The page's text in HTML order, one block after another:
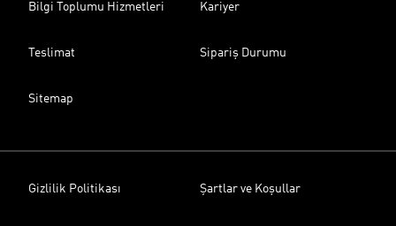
Bilgi Toplumu Hizmetleri Kariyer
Teslimat Sipariş Durumu
Sitemap
Gizlilik Politikası Şartlar ve Koşullar